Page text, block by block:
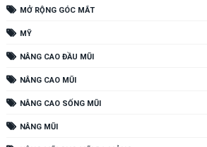
MỞ RỘNG GÓC MẮT
MỸ
NÂNG CAO ĐẦU MŨI
NÂNG CAO MŨI
NÂNG CAO SỐNG MŨI
NÂNG MŨI